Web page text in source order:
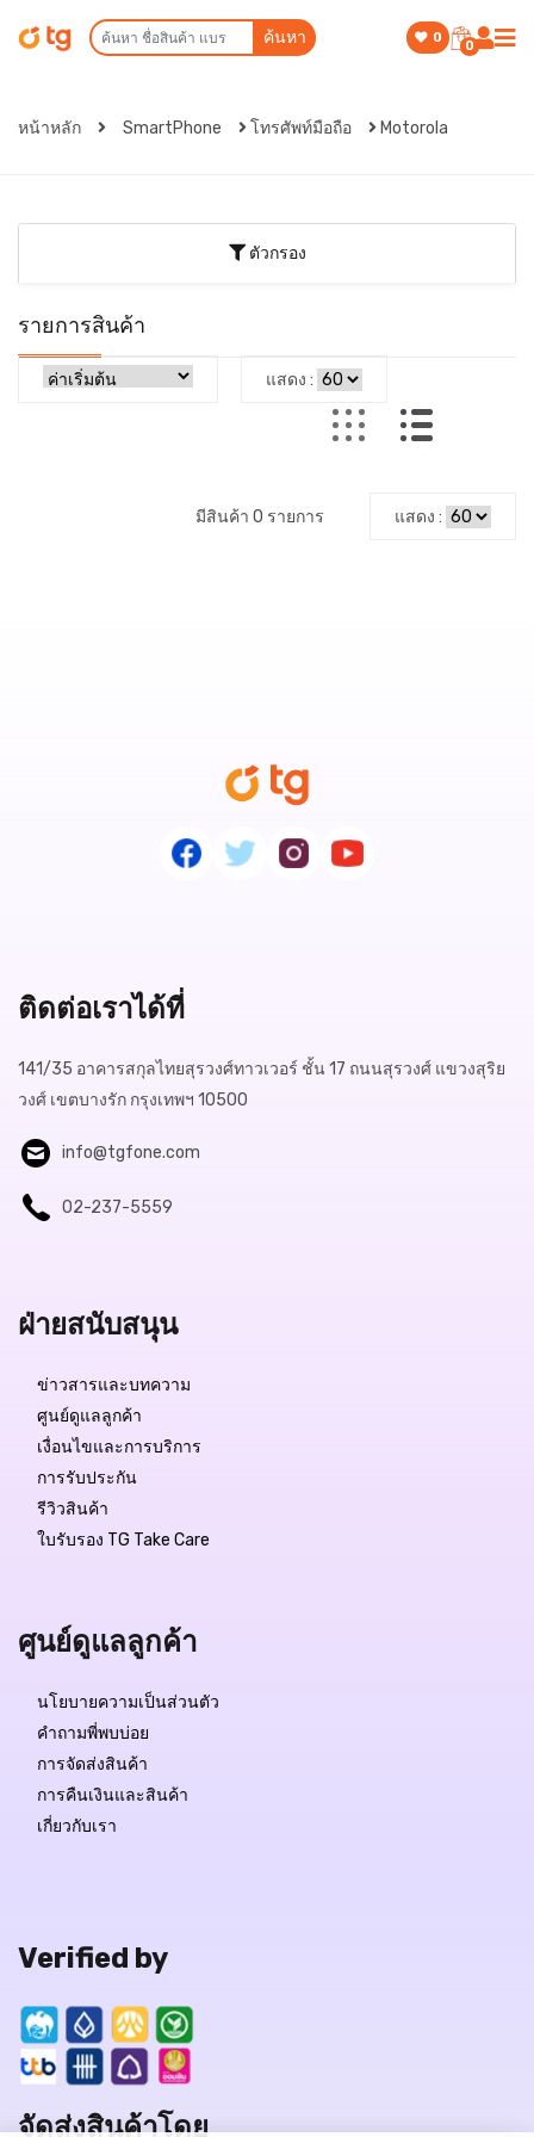
ค้นหา 0
0
หน้าหลัก SmartPhone โทรศัพท์มือถือ Motorola
ตัวกรอง
รายการสินค้า
แสดง :
มีสินค้า 0 รายการ แสดง :
ติดต่อเราได้ที่
141/35 อาคารสกุลไทยสุรวงศ์ทาวเวอร์ ชั้น 17 ถนนสุรวงศ์ แขวงสุริย
วงศ์ เขตบางรัก กรุงเทพฯ 10500
info@tgfone.com
02-237-5559
ฝ่ายสนับสนุน
ข่าวสารและบทความ
ศูนย์ดูแลลูกค้า
เงื่อนไขและการบริการ
การรับประกัน
รีวิวสินค้า
ใบรับรอง TG Take Care
ศูนย์ดูแลลูกค้า
นโยบายความเป็นส่วนตัว
คำถามพี่พบบ่อย
การจัดส่งสินค้า
การคืนเงินและสินค้า
เกี่ยวกับเรา
Verified by
จัดส่งสินค้าโดย